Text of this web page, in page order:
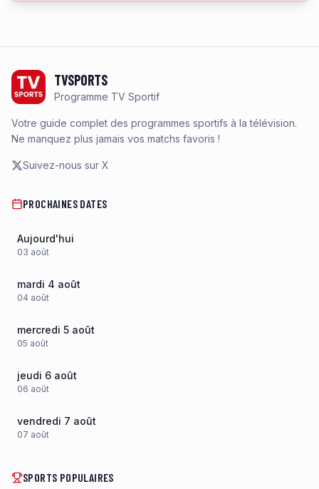
TVSPORTS
Programme TV Sportif
Votre guide complet des programmes sportifs à la télévision.
Ne manquez plus jamais vos matchs favoris !
Suivez-nous sur X
PROCHAINES DATES
Aujourd'hui
03 août
mardi 4 août
04 août
mercredi 5 août
05 août
jeudi 6 août
06 août
vendredi 7 août
07 août
SPORTS POPULAIRES